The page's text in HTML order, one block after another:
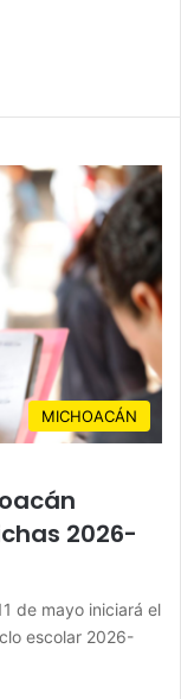
MICHOACÁN
2026-
de mayo iniciará el
escolar 2026-